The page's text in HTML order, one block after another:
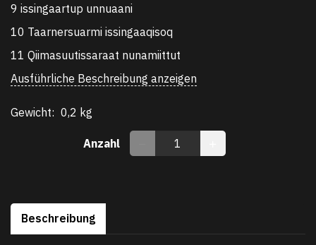
9 issingaartup unnuaani
10 Taarnersuarmi issingaaqisoq
11 Qiimasuutissaraat nunamiittut
Ausführliche Beschreibung anzeigen
Gewicht: 0,2 kg
Anzahl
Beschreibung